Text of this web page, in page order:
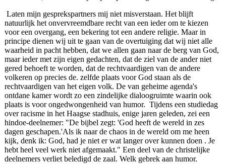
Laten mijn gesprekspartners mij niet misverstaan. Het blijft
natuurlijk het onvervreemdbare recht van een ieder om te kiezen
voor een overgang, een bekering tot een andere religie. Maar in
principe dienen wij uit te gaan van de overtuiging dat wij niet alle
waarheid in pacht hebben, dat we allen gaan naar de berg van God,
maar ieder met zijn eigen gedachten, dat de ziel van de ander niet
gered behoeft te worden, dat de rechtvaardigen van de andere
volkeren op precies de. zelfde plaats voor God staan als de
rechtvaardigen van het eigen volk. De van geheime agenda's
ontdane kamer wordt zo een zindelijke dialoogruimte waarin ook
plaats is voor ongedwongenheid van humor. Tijdens een studiedag
over racisme in het Haagse stadhuis, enige jaren geleden, zei een
hindoe‑deelnemer: "De bijbel zegt: 'God heeft de wereld in zes
dagen geschapen.'Als ik naar de chaos in de wereld om me heen
kijk, denk ik: God, had je niet er wat langer over kunnen doen . Je
hebt heel veel werk niet afgemaakt." Een deel van de christelijke
deelnemers verliet beledigd de zaal. Welk gebrek aan humor.